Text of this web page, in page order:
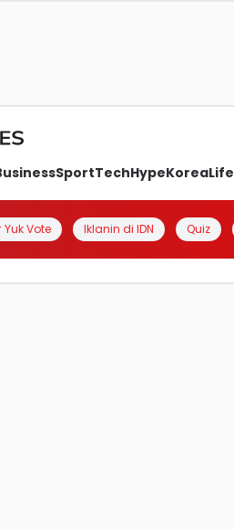
SportTechHypeKoreaLife
Yuk Vote Iklanin di IDN Quiz